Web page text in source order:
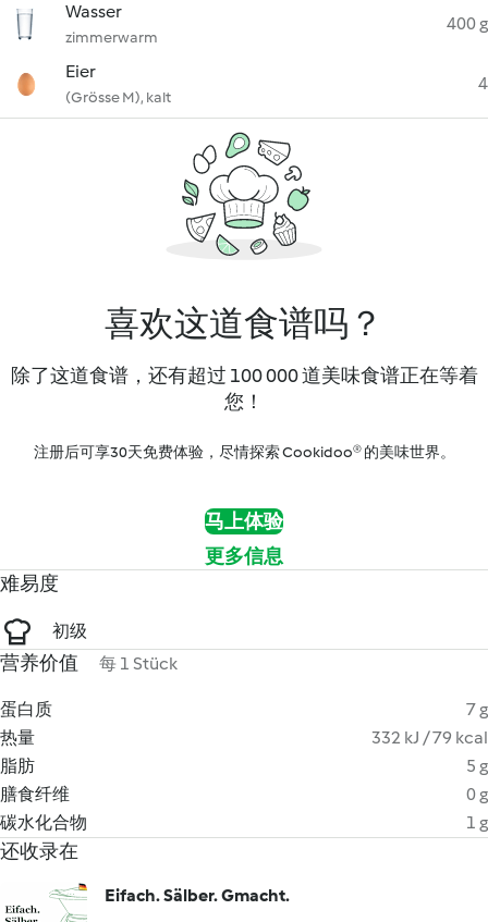
Wasser
zimmerwarm
400 g
Eier
(Grösse M), kalt
4
喜欢这道食谱吗？
除了这道食谱，还有超过 100 000 道美味食谱正在等着
您！
注册后可享30天免费体验，尽情探索 Cookidoo® 的美味世界。
马上体验
更多信息
难易度
初级
营养价值 每 1 Stück
蛋白质
7 g
热量
332 kJ / 79 kcal
脂肪
5 g
膳食纤维
0 g
碳水化合物
1 g
还收录在
Eifach. Sälber. Gmacht.